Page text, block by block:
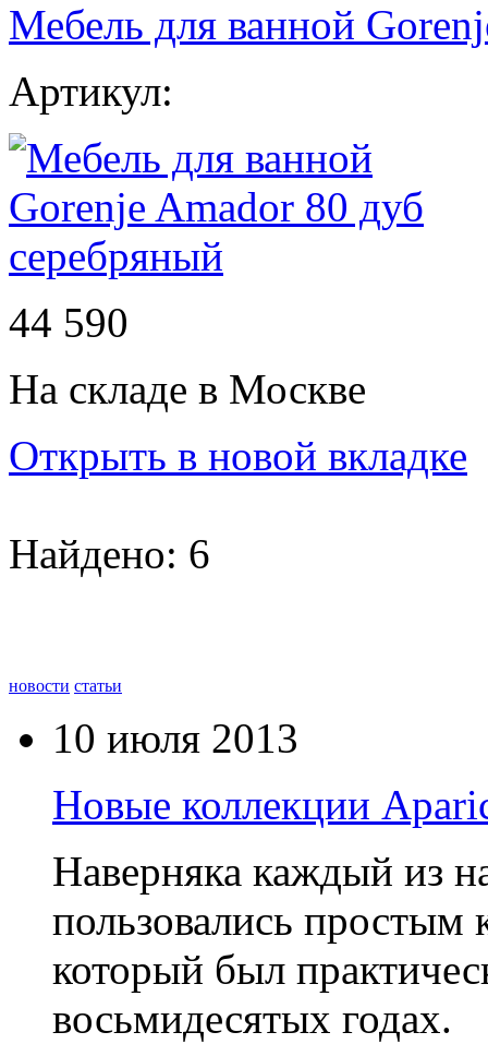
Мебель для ванной
Артикул:
44 590
На складе в Москве
Открыть в новой вкладке
Найдено: 6
новости статьи
10 июля 2013
Новые коллекции
Наверняка каждый из
пользовались
который был
восьмидесятых годах.